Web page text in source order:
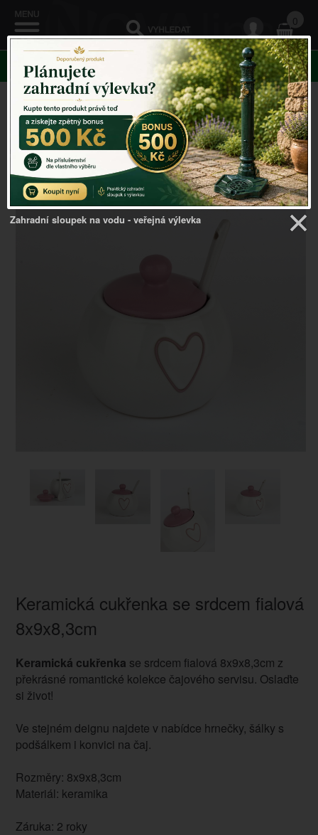
0
KATEGORIE
Venkovský domov ->Doplňky do kuchyně-> Keramická
cukřenka se srdcem fialová 8x9x8,3cm
Keramická cukřenka se srdcem fialová
8x9x8,3cm
Keramická cukřenka se srdcem fialová 8x9x8,3cm z
překrásné romantické kolekce čajového servisu. Oslaďte
si život!
Ve stejném deignu najdete v nabídce hrnečky, šálky s
podšálkem i konvici na čaj.
Rozměry: 8x9x8,3cm
Materiál: keramika
Záruka: 2 roky
Zahradní sloupek na vodu - veřejná výlevka